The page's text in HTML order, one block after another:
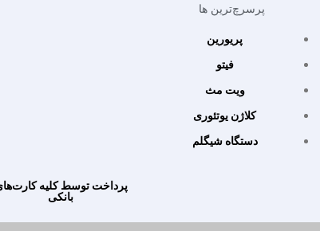
پرسرچ‌ترین ها
پریورین
فیتو
ویت مث
کلاژن یوتئوری
دستگاه شیگلم
پرداخت توسط کلیه
بانکی